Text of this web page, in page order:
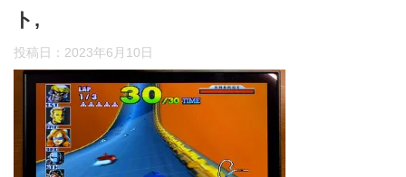
ト,
投稿日： 2023年6月10日